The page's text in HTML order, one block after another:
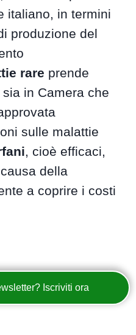
italiano, in termini
produzione del
rare prende
in Camera che
sulle malattie
, cioè efficaci,
della
a coprire i costi
Iscriviti ora